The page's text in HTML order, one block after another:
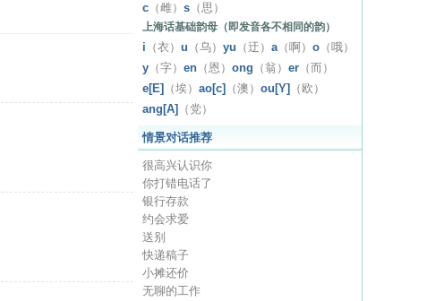
c （雌） s （思）
上海话基础韵母（即发音各不相同的韵）
i （衣） u （乌） yu （迂） a（啊） o （哦）
y （字） en （恩） ong （翁） er （而）
e[E]
（埃） ao[c] （澳） ou[Y]
（欧）
ang[A]
（党）
情景对话推荐
很高兴认识你
你打错电话了
银行存款
约会求爱
送别
快递稿子
小摊还价
无聊的工作